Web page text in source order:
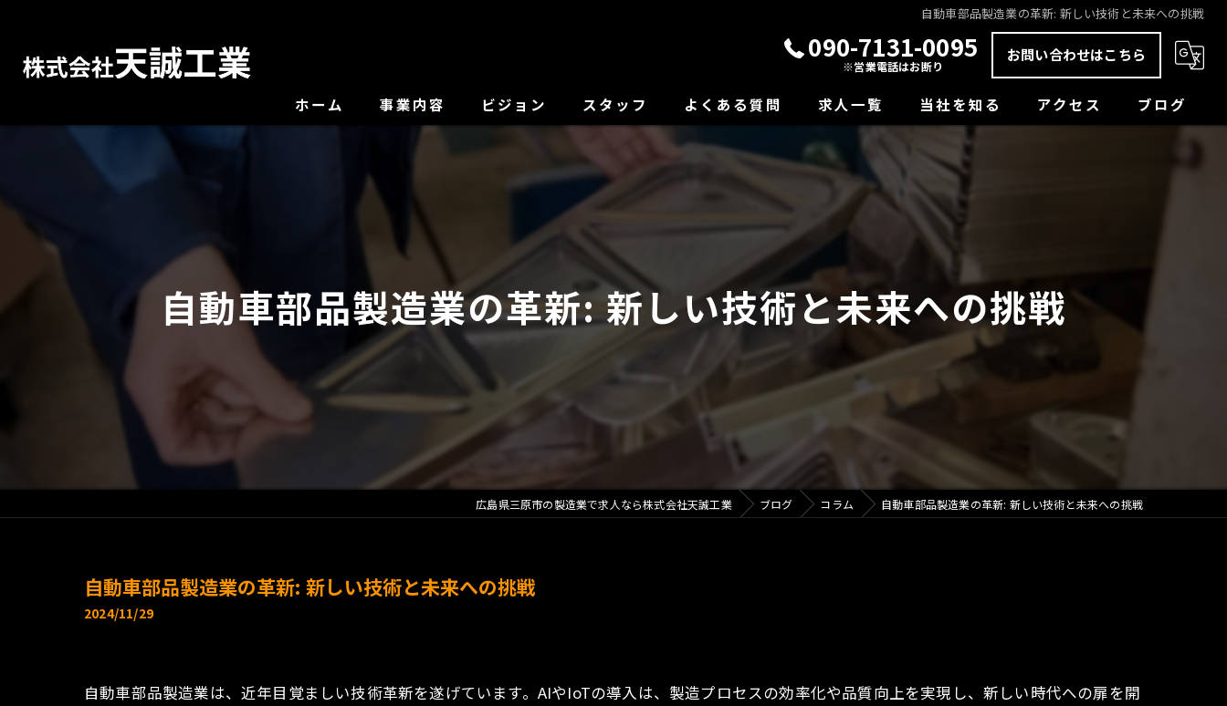
自動車部品製造業の革新: 新しい技術と未来への挑戦
090-7131-0095
※営業電話はお断り
お問い合わせはこちら
ホーム 事業内容 ビジョン スタッフ よくある質問 求人一覧 当社を知る
未経験
正社員
経験者
学歴不問
転職
アクセス ブログ
自動車部品製造業の革新: 新しい技術と未来への挑戦
広島県三原市の製造業で求人なら株式会社天誠工業 ブログ コラム 自動車部品製造業の革新: 新しい技術と未来への挑戦
自動車部品製造業の革新: 新しい技術と未来への挑戦
2024/11/29
自動車部品製造業は、近年目覚ましい技術革新を遂げています。AIやIoTの導入は、製造プロセスの効率化や品質向上を実現し、新しい時代への扉を開